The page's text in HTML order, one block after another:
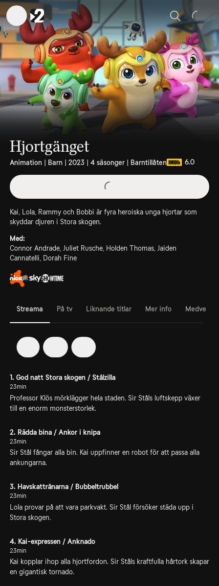
Sök
Hjortgänget
Animation | Barn | 2023 | 4 säsonger | Barntillåten 6.0
Kai, Lola, Rammy och Bobbi är fyra heroiska unga hjortar som
skyddar djuren i Stora skogen.
Med:
Connor Andrade, Juliet Rusche, Holden Thomas, Jaiden
Cannatelli, Dorah Fine
Streama På tv Liknande titlar Mer info
1. God natt Stora skogen / Stålzilla
23min
Professor Klös mörklägger hela staden. Sir Ståls luftskepp växer
till en enorm monsterstorlek.
2. Rädda bina / Ankor i knipa
23min
Sir Stål fångar alla bin. Kai uppfinner en robot för att passa alla
ankungarna.
3. Havskattrånarna / Bubbeltrubbel
23min
Lola provar på att vara parkvakt. Sir Stål försöker städa upp i
Stora skogen.
4. Kai-expressen / Anknado
23min
Kai kopplar ihop alla hjortfordon. Sir Ståls kraftfulla hårtork skapar
en gigantisk tornado.